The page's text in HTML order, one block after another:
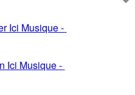
Ici Musique -
Ici Musique -